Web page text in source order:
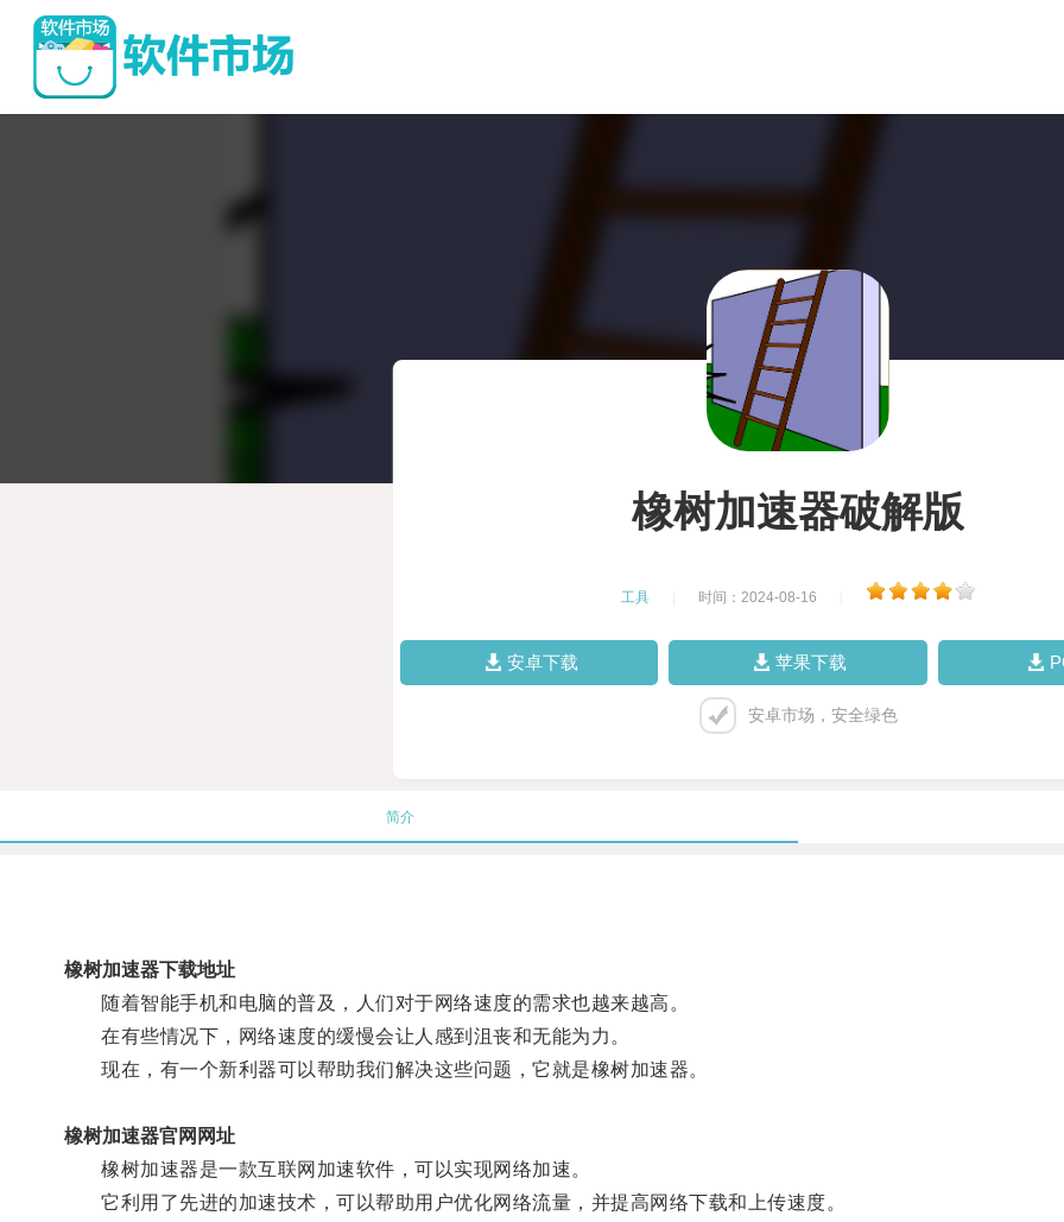
橡树加速器破解版
工具 时间：2024-08-16
安卓下载 苹果下载
安卓市场，安全绿色
简介
橡树加速器下载地址
随着智能手机和电脑的普及，人们对于网络速度的需求也越来越高。
在有些情况下，网络速度的缓慢会让人感到沮丧和无能为力。
现在，有一个新利器可以帮助我们解决这些问题，它就是橡树加速器。
橡树加速器官网网址
橡树加速器是一款互联网加速软件，可以实现网络加速。
它利用了先进的加速技术，可以帮助用户优化网络流量，并提高网络下载和上传速度。